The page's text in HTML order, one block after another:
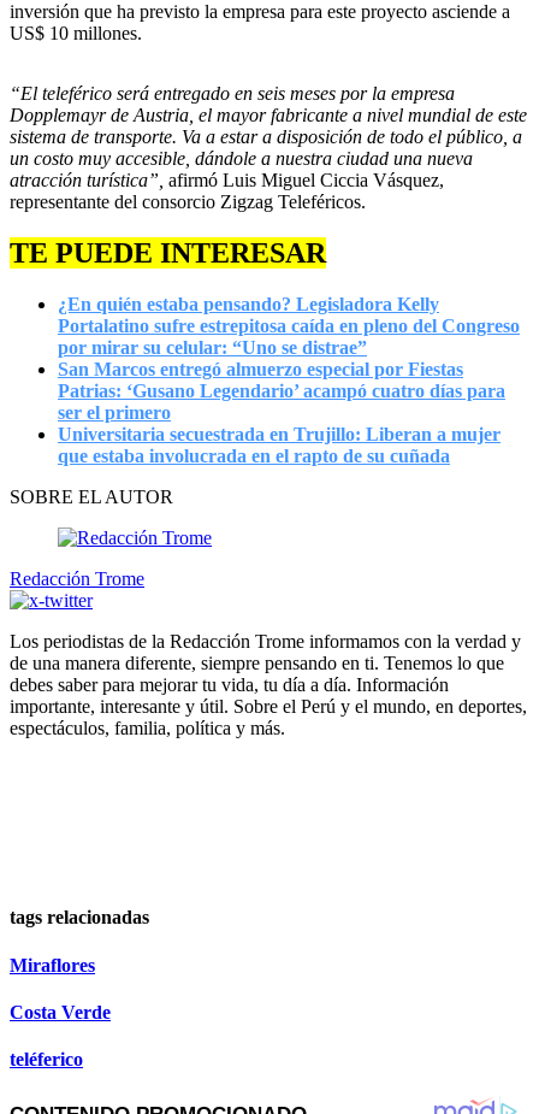
inversión que ha previsto la empresa para este proyecto asciende a
US$ 10 millones.
“El teleférico será entregado en seis meses por la empresa
Dopplemayr de Austria, el mayor fabricante a nivel mundial de este
sistema de transporte. Va a estar a disposición de todo el público, a
un costo muy accesible, dándole a nuestra ciudad una nueva
atracción turística”, afirmó Luis Miguel Ciccia Vásquez,
representante del consorcio Zigzag Teleféricos.
TE PUEDE INTERESAR
¿En quién estaba pensando? Legisladora Kelly
Portalatino sufre estrepitosa caída en pleno del Congreso
por mirar su celular: “Uno se distrae”
San Marcos entregó almuerzo especial por Fiestas
Patrias: ‘Gusano Legendario’ acampó cuatro días para
ser el primero
Universitaria secuestrada en Trujillo: Liberan a mujer
que estaba involucrada en el rapto de su cuñada
SOBRE EL AUTOR
Redacción Trome
Los periodistas de la Redacción Trome informamos con la verdad y
de una manera diferente, siempre pensando en ti. Tenemos lo que
debes saber para mejorar tu vida, tu día a día. Información
importante, interesante y útil. Sobre el Perú y el mundo, en deportes,
espectáculos, familia, política y más.
tags relacionadas
Miraflores
Costa Verde
teléferico